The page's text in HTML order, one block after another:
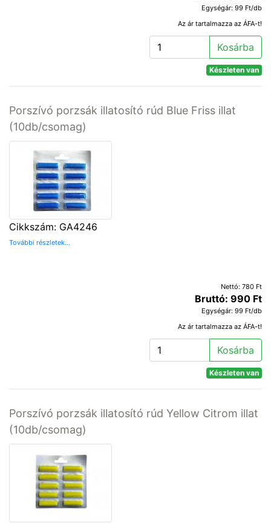
Egységár: 99 Ft/db
Az ár tartalmazza az ÁFA-t!
Kosárba
Készleten van
Porszívó porzsák illatosító rúd Blue Friss illat
(10db/csomag)
Cikkszám: GA4246
További részletek...
Nettó: 780 Ft
Bruttó: 990 Ft
Egységár: 99 Ft/db
Az ár tartalmazza az ÁFA-t!
Kosárba
Készleten van
Porszívó porzsák illatosító rúd Yellow Citrom illat
(10db/csomag)